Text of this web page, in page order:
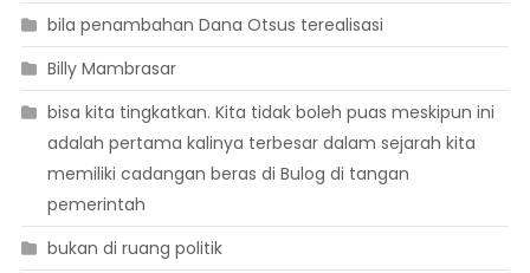
bila penambahan Dana Otsus terealisasi
Billy Mambrasar
bisa kita tingkatkan. Kita tidak boleh puas meskipun ini
adalah pertama kalinya terbesar dalam sejarah kita
memiliki cadangan beras di Bulog di tangan
pemerintah
bukan di ruang politik